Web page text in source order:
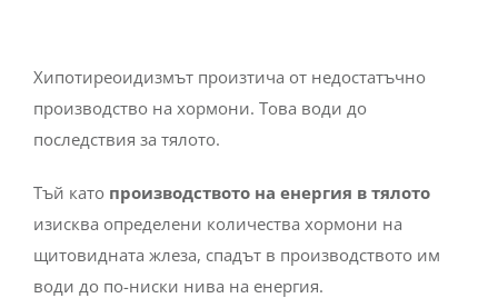
Хипотиреоидизмът произтича от недостатъчно
производство на хормони. Това води до
последствия за тялото.
Тъй като производството на енергия в тялото
изисква определени количества хормони на
щитовидната жлеза, спадът в производството им
води до по-ниски нива на енергия.